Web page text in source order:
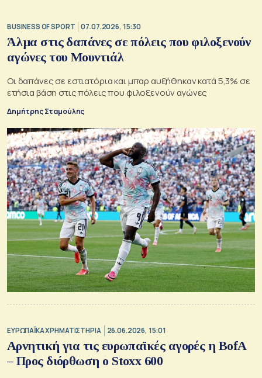
BUSINESS OF SPORT 07.07.2026, 15:30
Άλμα στις δαπάνες σε πόλεις που φιλοξενούν
αγώνες του Μουντιάλ
Οι δαπάνες σε εστιατόρια και μπαρ αυξήθηκαν κατά 5,3% σε
ετήσια βάση στις πόλεις που φιλοξενούν αγώνες
Δημήτρης Σταμούλης
ΕΥΡΩΠΑΪΚΑ ΧΡΗΜΑΤΙΣΤΗΡΙΑ 26.06.2026, 15:01
Αρνητική για τις ευρωπαϊκές αγορές η BofA
– Προς διόρθωση ο Stoxx 600